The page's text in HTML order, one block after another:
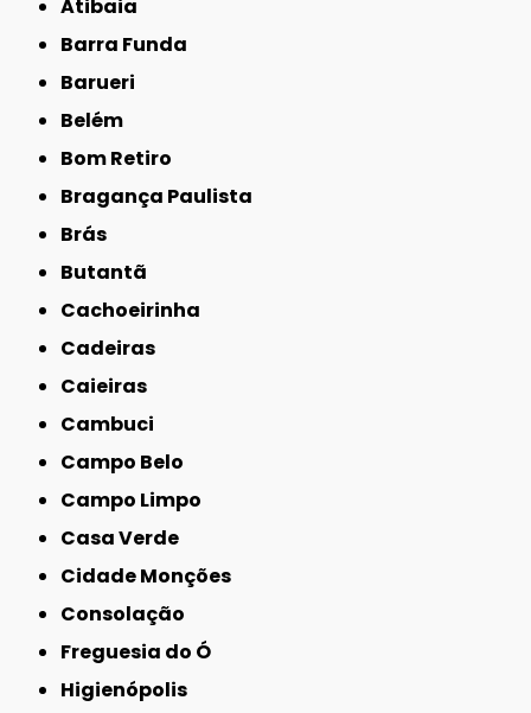
Atibaia
Barra Funda
Barueri
Belém
Bom Retiro
Bragança Paulista
Brás
Butantã
Cachoeirinha
Cadeiras
Caieiras
Cambuci
Campo Belo
Campo Limpo
Casa Verde
Cidade Monções
Consolação
Freguesia do Ó
Higienópolis